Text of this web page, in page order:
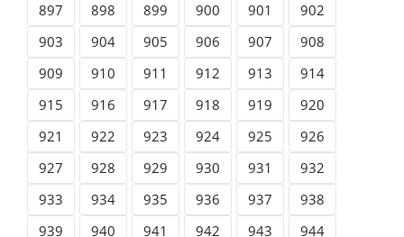
897
898 899 900 901
902
903
904 905 906 907
908
909
910 911 912 913
914
915
916 917 918 919
920
921
922 923 924 925
926
927
928 929 930 931
932
933
934 935 936 937
938
939
940 941 942 943
944